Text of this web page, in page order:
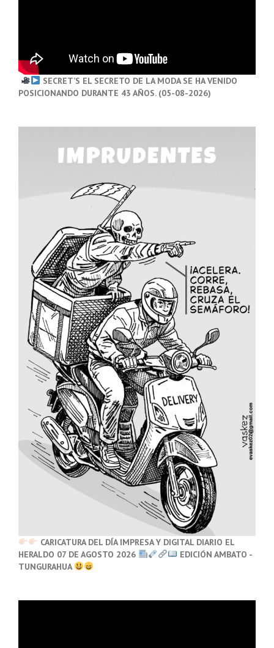
SECRET’S EL SECRETO DE LA MODA SE HA VENIDO
POSICIONANDO DURANTE 43 AÑOS. (05-08-2026)
CARICATURA DEL DÍA IMPRESA Y DIGITAL DIARIO EL
HERALDO 07 DE AGOSTO 2026
EDICIÓN AMBATO -
TUNGURAHUA